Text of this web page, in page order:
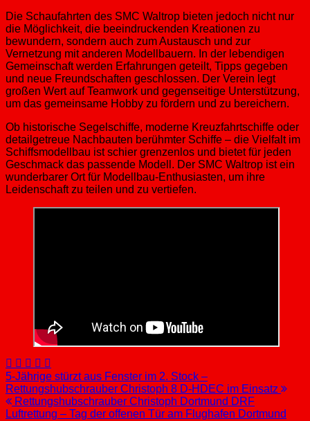
Die Schaufahrten des SMC Waltrop bieten jedoch nicht nur
die Möglichkeit, die beeindruckenden Kreationen zu
bewundern, sondern auch zum Austausch und zur
Vernetzung mit anderen Modellbauern. In der lebendigen
Gemeinschaft werden Erfahrungen geteilt, Tipps gegeben
und neue Freundschaften geschlossen. Der Verein legt
großen Wert auf Teamwork und gegenseitige Unterstützung,
um das gemeinsame Hobby zu fördern und zu bereichern.
Ob historische Segelschiffe, moderne Kreuzfahrtschiffe oder
detailgetreue Nachbauten berühmter Schiffe – die Vielfalt im
Schiffsmodellbau ist schier grenzenlos und bietet für jeden
Geschmack das passende Modell. Der SMC Waltrop ist ein
wunderbarer Ort für Modellbau-Enthusiasten, um ihre
Leidenschaft zu teilen und zu vertiefen.
Beitragsnavigation
5-Jährige stürzt aus Fenster im 2. Stock –
Rettungshubschrauber Christoph 8 D-HDEC im Einsatz
Rettungshubschrauber Christoph Dortmund DRF
Luftrettung – Tag der offenen Tür am Flughafen Dortmund